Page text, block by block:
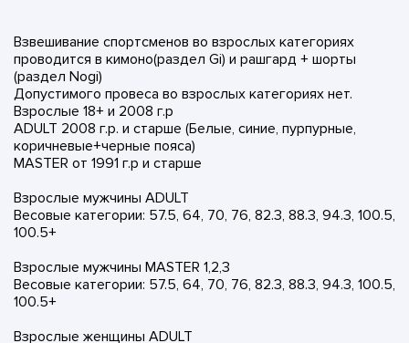
Взвешивание спортсменов во взрослых категориях
проводится в кимоно(раздел Gi) и рашгард + шорты
(раздел Nogi)
Допустимого провеса во взрослых категориях нет.
Взрослые 18+ и 2008 г.р
ADULT 2008 г.р. и старше (Белые, синие, пурпурные,
коричневые+черные пояса)
MASTER от 1991 г.р и старше
Взрослые мужчины ADULT
Весовые категории: 57.5, 64, 70, 76, 82.3, 88.3, 94.3, 100.5,
100.5+
Взрослые мужчины MASTER 1,2,3
Весовые категории: 57.5, 64, 70, 76, 82.3, 88.3, 94.3, 100.5,
100.5+
Взрослые женщины ADULT